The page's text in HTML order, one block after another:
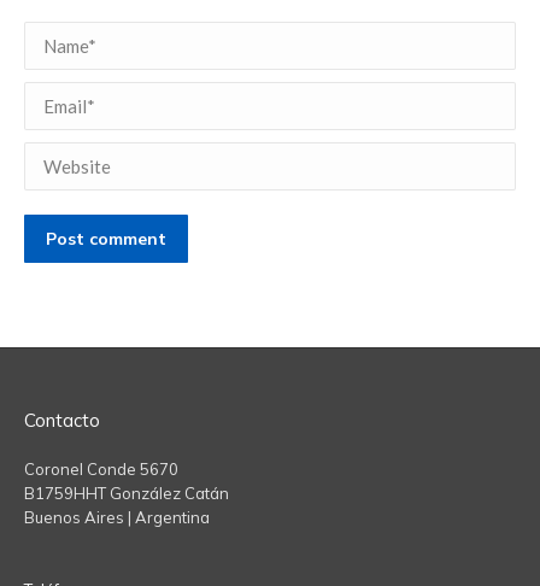
Name *
Email *
Website
Post comment
Contacto
Coronel Conde 5670
B1759HHT González Catán
Buenos Aires | Argentina